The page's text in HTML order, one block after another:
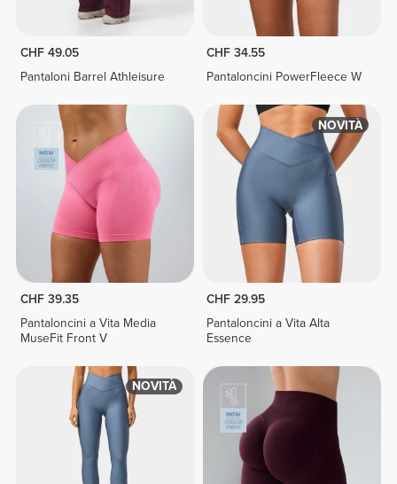
CHF 49.05
Pantaloni Barrel Athleisure
CHF 34.55
Pantaloncini PowerFleece W
CHF 39.35
Pantaloncini a Vita Media
MuseFit Front V
NOVITÀ
CHF 29.95
Pantaloncini a Vita Alta
Essence
NOVITÀ